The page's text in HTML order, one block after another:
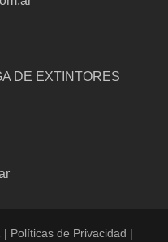
DE EXTINTORES
| Políticas de Privacidad |